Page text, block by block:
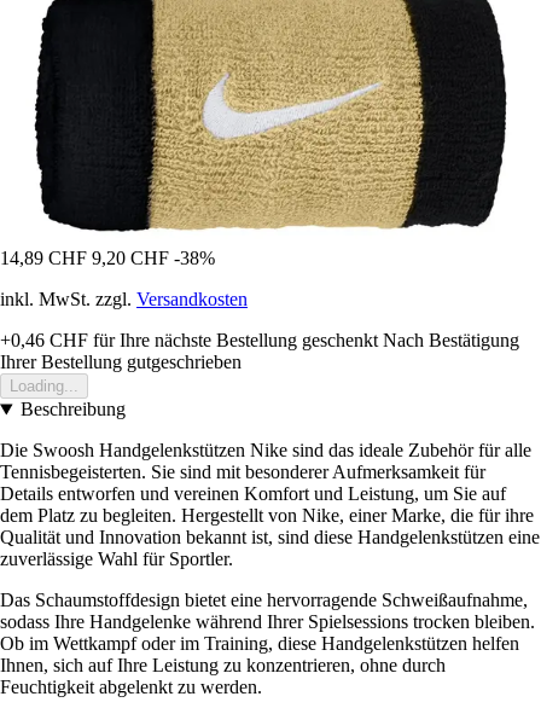
14,89 CHF 9,20 CHF -38%
inkl. MwSt. zzgl. Versandkosten
+0,46 CHF für Ihre nächste Bestellung geschenkt Nach Bestätigung
Ihrer Bestellung gutgeschrieben
Loading...
Beschreibung
Die Swoosh Handgelenkstützen Nike sind das ideale Zubehör für alle
Tennisbegeisterten. Sie sind mit besonderer Aufmerksamkeit für
Details entworfen und vereinen Komfort und Leistung, um Sie auf
dem Platz zu begleiten. Hergestellt von Nike, einer Marke, die für ihre
Qualität und Innovation bekannt ist, sind diese Handgelenkstützen eine
zuverlässige Wahl für Sportler.
Das Schaumstoffdesign bietet eine hervorragende Schweißaufnahme,
sodass Ihre Handgelenke während Ihrer Spielsessions trocken bleiben.
Ob im Wettkampf oder im Training, diese Handgelenkstützen helfen
Ihnen, sich auf Ihre Leistung zu konzentrieren, ohne durch
Feuchtigkeit abgelenkt zu werden.